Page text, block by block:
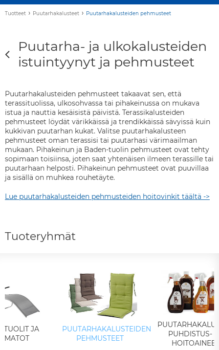
Tuotteet › Puutarhakalusteet › Puutarhakalusteiden pehmusteet
Puutarha- ja ulkokalusteiden
istuintyynyt ja pehmusteet
Puutarhakalusteiden pehmusteet takaavat sen, että
terassituolissa, ulkosohvassa tai pihakeinussa on mukava
istua ja nauttia kesäisistä päivistä. Terassikalusteiden
pehmusteet löydät värikkäissä ja trendikkäissä sävyissä kuin
kukkivan puutarhan kukat. Valitse puutarhakalusteen
pehmusteet oman terassisi tai puutarhasi värimaailman
mukaan. Pihakeinun ja Baden-tuolin pehmusteet ovat tehty
sopimaan toisiinsa, joten saat yhtenäisen ilmeen terassille tai
puutarhaan helposti. Pihakeinun pehmusteet ovat puuvillaa
ja sisällä on muhkea rouhetäyte.
Lue puutarhakalusteiden pehmusteiden hoitovinkit täältä ->
Tuoteryhmät
JA
PUUTARHAKALUSTEIDEN
PEHMUSTEET
PUHDISTUS-
HOITOAINEET